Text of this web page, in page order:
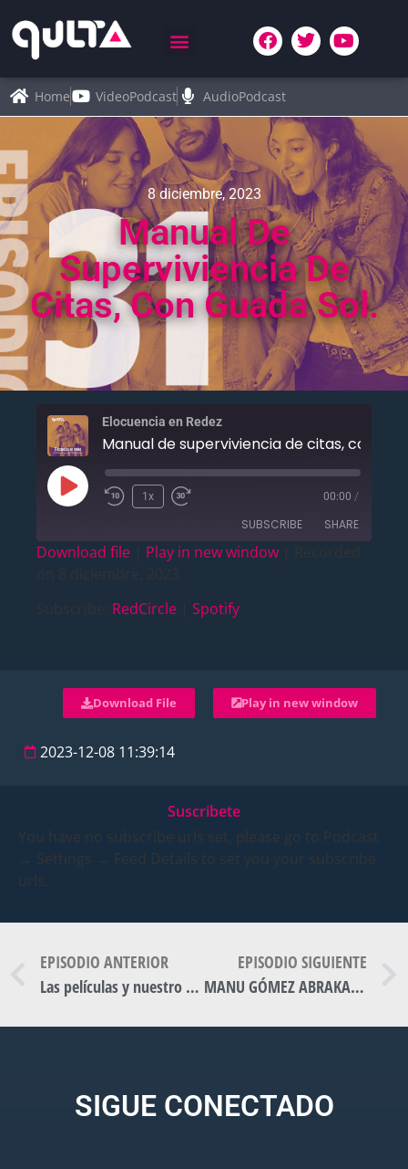
Home VideoPodcast AudioPodcast
8 diciembre, 2023
Manual De
Superviviencia De
Citas, Con Guada Sol.
Elocuencia en Redez
1x 00:00 /
SUBSCRIBE SHARE
Download file Play in new window
RedCircle Spotify
Download File Play in new window
2023-12-08 11:39:14
Suscribete
You have no subscribe urls set, please go to Podcast
→ Settings → Feed Details to set you your subscribe
urls.
EPISODIO ANTERIOR
Las películas y nuestro mood.
EPISODIO SIGUIENTE
MANU GÓMEZ ABRAKADABRA
SIGUE CONECTADO